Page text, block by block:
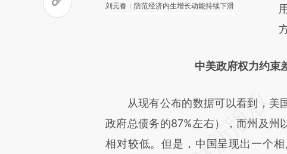
刘元春：防范经济内生增长动能持续下滑
中美政府权力约束
从现有公布的数据可以看到，美
政府总债务的87%左右），而州及州
相对较低。但是，中国呈现出一个